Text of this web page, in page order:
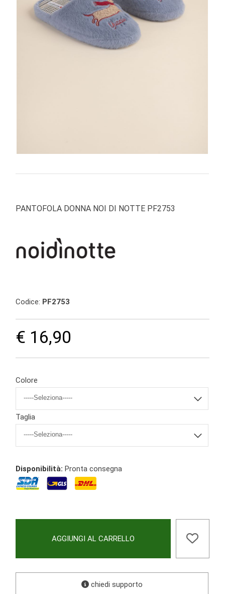
PANTOFOLA DONNA NOI DI NOTTE PF2753
Codice: PF2753
€ 16,90
Colore
Taglia
Disponibilità: Pronta consegna
AGGIUNGI AL CARRELLO
chiedi supporto